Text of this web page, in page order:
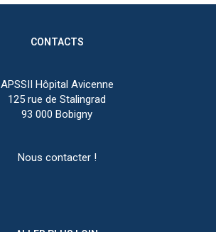
CONTACTS
APSSII Hôpital Avicenne
125 rue de Stalingrad
93 000 Bobigny
Nous contacter !